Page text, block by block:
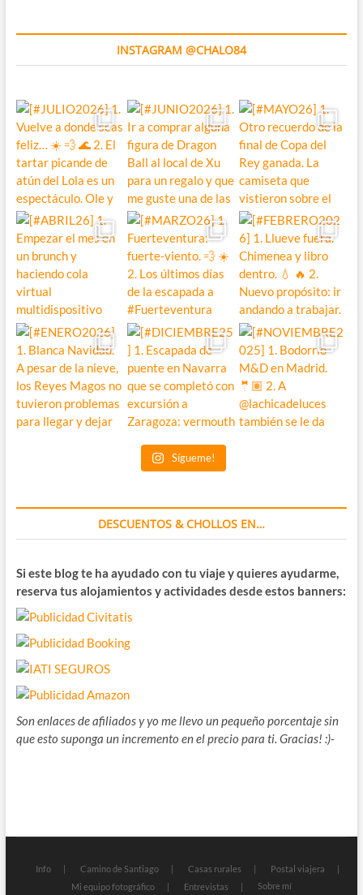
INSTAGRAM @CHALO84
Sígueme!
DESCUENTOS & CHOLLOS EN…
Si este blog te ha ayudado con tu viaje y quieres ayudarme,
reserva tus alojamientos y actividades desde estos banners:
Son enlaces de afiliados y yo me llevo un pequeño porcentaje sin
que esto suponga un incremento en el precio para ti. Gracias! :)-
Info Camino de Santiago Casas rurales
Postal viajera
Mi equipo fotográfico
Entrevistas Sobre mí